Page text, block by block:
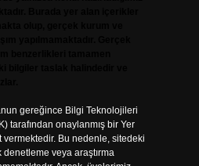
gereğince Bilgi Teknolojileri
tarafından onaylanmış bir Yer
vermektedir. Bu nedenle, sitedeki
veya araştırma